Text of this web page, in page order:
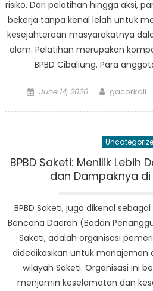
risiko. Dari pelatihan hingga aksi,
bekerja tanpa kenal lelah untuk
kesejahteraan masyarakatnya
alam. Pelatihan merupakan
BPBD Cibaliung. Para
Posted
June 14, 2026 Author
gacorkali
BPBD Saketi: Menilik Lebih
dan Dampaknya
BPBD Saketi, juga dikenal
Bencana Daerah (Badan
Saketi, adalah organisasi
didedikasikan untuk
wilayah Saketi. Organisasi ini
menjamin keselamatan dan